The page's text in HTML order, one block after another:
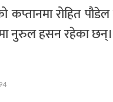
कप्तानमा रोहित
नुरुल हसन रहेका छन्।